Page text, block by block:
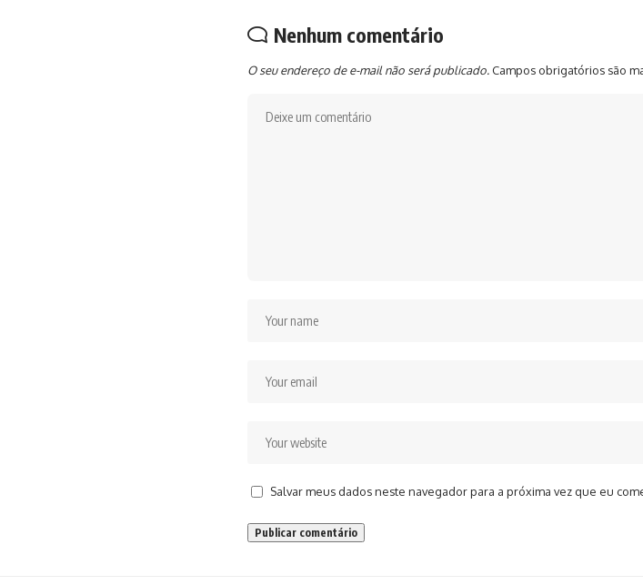
Nenhum comentário
O seu endereço de e-mail não será publicado. Campos obrigatórios são
Salvar meus dados neste navegador para a próxima vez que eu